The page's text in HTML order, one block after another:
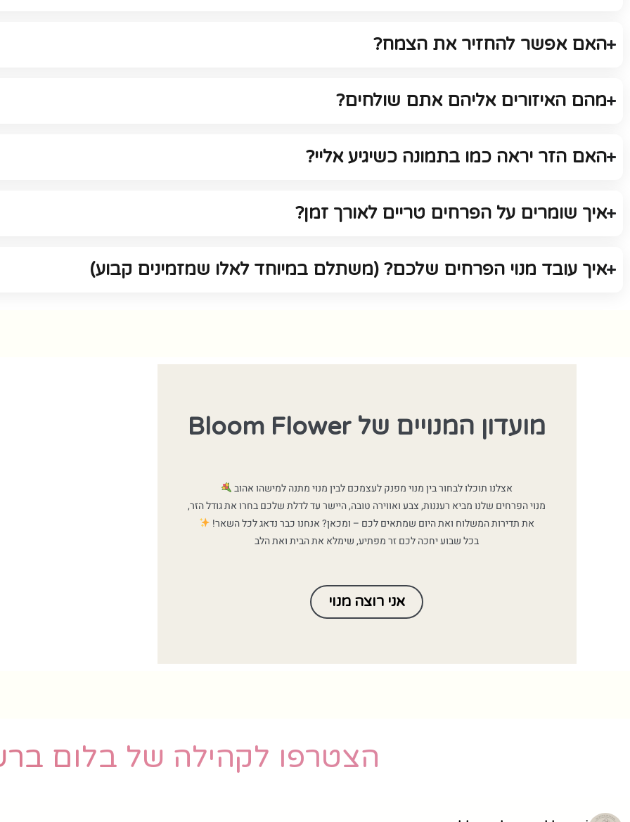
האם אפשר להחזיר את הצמח?
מהם האיזורים אליהם אתם שולחים?
האם הזר יראה כמו בתמונה כשיגיע אליי?
איך שומרים על הפרחים טריים לאורך זמן?
איך עובד מנוי הפרחים שלכם? (משתלם במיוחד לאלו שמזמינים קבוע)
מועדון המנויים של Bloom Flower
אצלנו תוכלו לבחור בין מנוי מפנק לעצמכם לבין מנוי מתנה למישהו אהוב
מנוי הפרחים שלנו מביא רעננות, צבע ואווירה טובה, היישר עד לדלת שלכם בחרו את גודל הזר,
את תדירות המשלוח ואת היום שמתאים לכם – ומכאן? אנחנו כבר נדאג לכל השאר!
בכל שבוע יחכה לכם זר מפתיע, שימלא את הבית ואת הלב
אני רוצה מנוי
הצטרפו לקהילה של בלום